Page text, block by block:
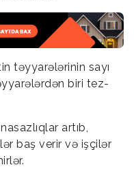
təyyarələrinin sayı
biri tez-
artıb,
baş verir və işçilər